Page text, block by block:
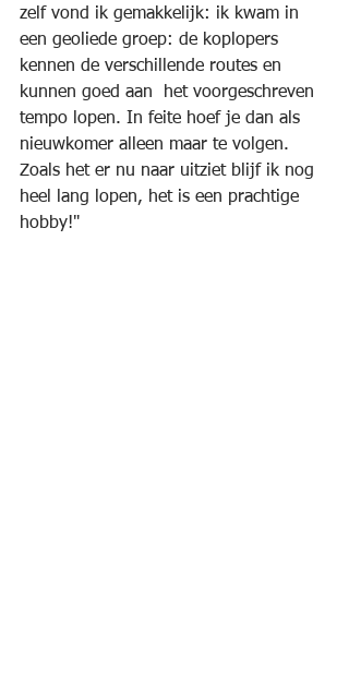
zelf vond ik gemakkelijk: ik kwam in
een geoliede groep: de koplopers
kennen de verschillende routes en
kunnen goed aan  het voorgeschreven
tempo lopen. In feite hoef je dan als
nieuwkomer alleen maar te volgen.
Zoals het er nu naar uitziet blijf ik nog
heel lang lopen, het is een prachtige
hobby!"